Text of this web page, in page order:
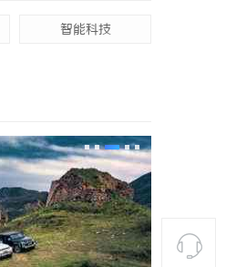
智能科技